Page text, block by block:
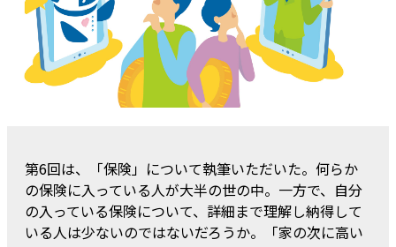
第6回は、「保険」について執筆いただいた。何らか
の保険に入っている人が大半の世の中。一方で、自分
の入っている保険について、詳細まで理解し納得して
いる人は少ないのではないだろうか。「家の次に高い